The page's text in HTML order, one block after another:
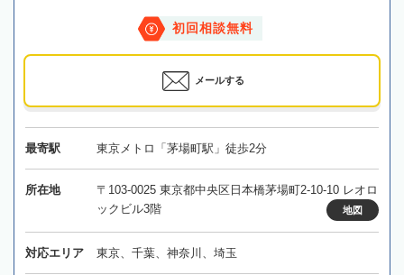
初回相談無料
メールする
最寄駅 東京メトロ「茅場町駅」徒歩2分
所在地
〒103-0025 東京都中央区日本橋茅場町2-10-10 レオロ
ックビル3階
地図
対応エリア 東京、千葉、神奈川、埼玉